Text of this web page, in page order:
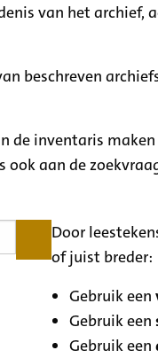
van het archief,
beschreven
inventaris
ook aan de
Door
of juist breder:
Gebruik een
Gebruik een
Gebruik een